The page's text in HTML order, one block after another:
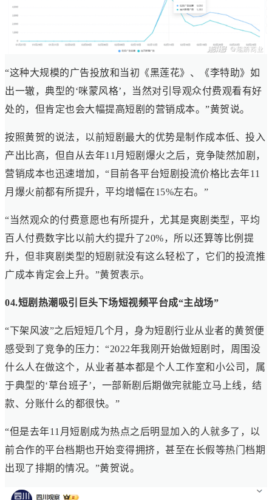
“这种大规模的广告投放和当初《黑莲花》、《李特助》如
出一辙，典型的‘咪蒙风格’，当然对引导观众付费观看有好
处的，但肯定也会大幅提高短剧的营销成本。”黄贺说。
按照黄贺的说法，以前短剧最大的优势是制作成本低、投入
产出比高，但自从去年11月短剧爆火之后，竞争陡然加剧，
营销成本也迅速增加，“目前各平台短剧投流价格比去年11
月爆火前都有所提升，平均增幅在15%左右。”
“当然观众的付费意愿也有所提升，尤其是爽剧类型，平均
百人付费数字比以前大约提升了20%，所以还算等比例提
升，但非爽剧类型的短剧就没有这么轻松了，它们的投流推
广成本肯定会上升。”黄贺表示。
04.短剧热潮吸引巨头下场短视频平台成“主战场”
“下架风波”之后短短几个月，身为短剧行业从业者的黄贺便
感受到了竞争的压力：“2022年我刚开始做短剧时，周围没
什么人在做这个，从业者基本都是个人工作室和小公司，属
于典型的‘草台班子’，一部新剧后期做完就能立马上线，结
款、分账什么的都很快。”
“但是去年11月短剧成为热点之后明显加入的人就多了，以
前合作的平台档期也开始变得拥挤，甚至在长假等热门档期
出现了排期的情况。”黄贺说。